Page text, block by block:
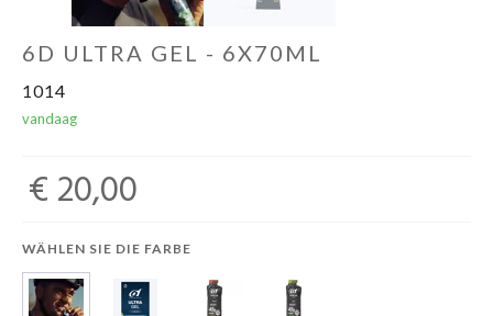
6D ULTRA GEL - 6X70ML
1014
vandaag
€ 20,00
WÄHLEN SIE DIE FARBE